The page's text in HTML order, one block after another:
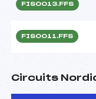
FIS0013.FFS
FIS0011.FFS
Circuits